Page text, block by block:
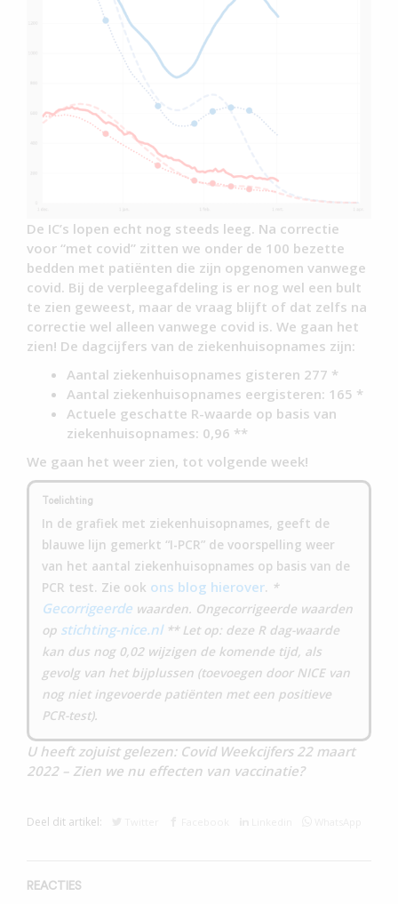
De IC’s lopen echt nog steeds leeg. Na correctie
voor “met covid” zitten we onder de 100 bezette
bedden met patiënten die zijn opgenomen vanwege
covid. Bij de verpleegafdeling is er nog wel een bult
te zien geweest, maar de vraag blijft of dat zelfs na
correctie wel alleen vanwege covid is. We gaan het
zien! De dagcijfers van de ziekenhuisopnames zijn:
Aantal ziekenhuisopnames gisteren 277 *
Aantal ziekenhuisopnames eergisteren: 165 *
Actuele geschatte R-waarde op basis van
ziekenhuisopnames: 0,96 **
We gaan het weer zien, tot volgende week!
Toelichting
In de grafiek met ziekenhuisopnames, geeft de
blauwe lijn gemerkt “I-PCR” de voorspelling weer
van het aantal ziekenhuisopnames op basis van de
PCR test. Zie ook ons blog hierover. *
Gecorrigeerde waarden. Ongecorrigeerde waarden
op stichting-nice.nl** Let op: deze R dag-waarde
kan dus nog 0,02 wijzigen de komende tijd, als
gevolg van het bijplussen (toevoegen door NICE van
nog niet ingevoerde patiënten met een positieve
PCR-test).
U heeft zojuist gelezen: Covid Weekcijfers 22 maart
2022 – Zien we nu effecten van vaccinatie?
Deel dit artikel:
REACTIES